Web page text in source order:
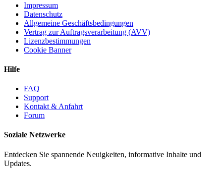
Impressum
Datenschutz
Allgemeine Geschäftsbedingungen
Vertrag zur Auftragsverarbeitung (AVV)
Lizenzbestimmungen
Cookie Banner
Hilfe
FAQ
Support
Kontakt & Anfahrt
Forum
Soziale Netzwerke
Entdecken Sie spannende Neuigkeiten, informative Inhalte und
Updates.